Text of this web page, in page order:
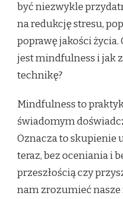
być niezwykle
na redukcję stresu,
poprawę jakości
jest mindfulness i jak
technikę?
Mindfulness to
świadomym
Oznacza to skupienie
teraz, bez oceniania i
przeszłością czy
nam zrozumieć nasze